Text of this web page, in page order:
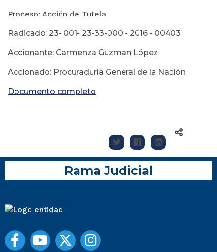
Proceso: Acción de Tutela
Radicado: 23- 001- 23-33-000 - 2016 - 00403
Accionante: Carmenza Guzman López
Accionado: Procuraduría General de la Nación
Documento completo
Rama Judicial